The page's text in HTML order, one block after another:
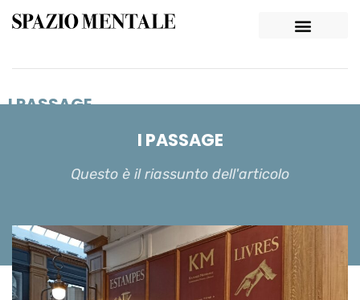
I PASSAGE
I PASSAGE
Questo è il riassunto dell'articolo